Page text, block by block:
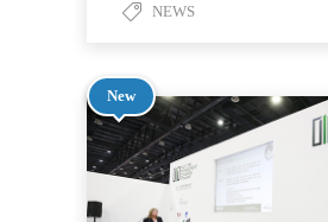
NEWS
New